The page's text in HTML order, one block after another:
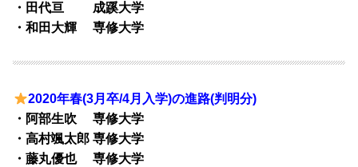
・田代亘 成蹊大学
・和田大輝 専修大学
2020年春(3月卒/4月入学)の進路(判明分)
・阿部生吹 専修大学
・高村颯太郎 専修大学
・藤丸優也 専修大学